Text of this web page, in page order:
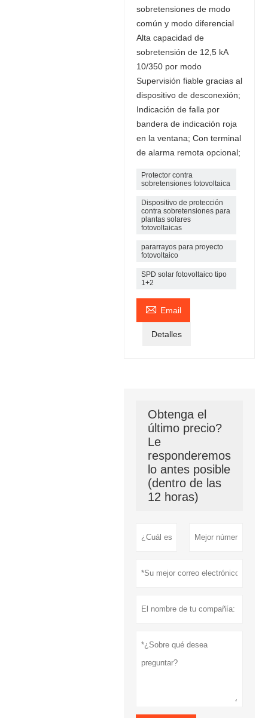
sobretensiones de modo
común y modo diferencial
Alta capacidad de
sobretensión de 12,5 kA
10/350 por modo
Supervisión fiable gracias al
dispositivo de desconexión;
Indicación de falla por
bandera de indicación roja
en la ventana; Con terminal
de alarma remota opcional;
Protector contra
sobretensiones fotovoltaica
Dispositivo de protección
contra sobretensiones para
plantas solares
fotovoltaicas
pararrayos para proyecto
fotovoltaico
SPD solar fotovoltaico tipo
1+2
 Email
Detalles
Obtenga el
último precio?
Le
responderemos
lo antes posible
(dentro de las
12 horas)